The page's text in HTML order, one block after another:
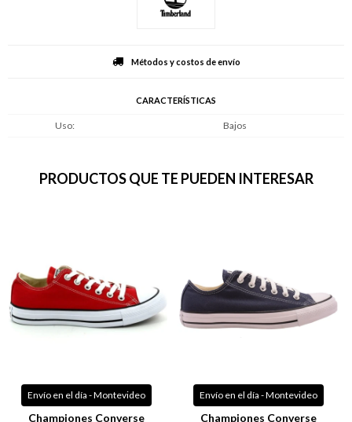
Métodos y costos de envío
CARACTERÍSTICAS
Uso Bajos
PRODUCTOS QUE TE PUEDEN INTERESAR
Envío en el día - Montevideo
Championes Converse
Envío en el día - Montevideo
Championes Converse